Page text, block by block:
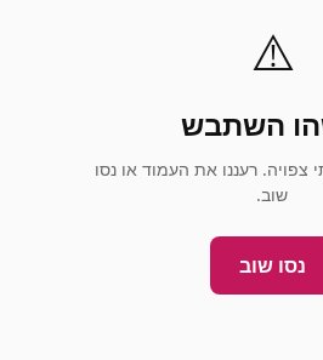
⚠️
השתבש
צפויה. רעננו את העמוד או נסו
שוב.
נסו שוב